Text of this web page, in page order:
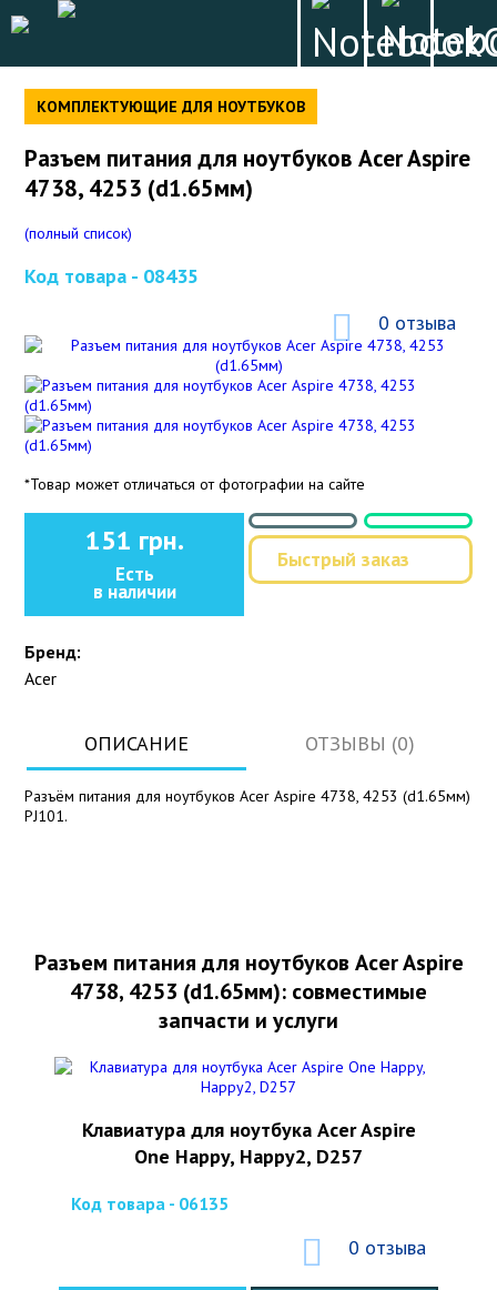
КОМПЛЕКТУЮЩИЕ ДЛЯ НОУТБУКОВ
Разъем питания для ноутбуков Acer Aspire
4738, 4253 (d1.65мм)
(полный список)
Код товара - 08435
0 отзыва
*Товар может отличаться от фотографии на сайте
151 грн.
Есть
в наличии
Быстрый заказ
Бренд:
Acer
ОПИСАНИЕ ОТЗЫВЫ (0)
Разъём питания для ноутбуков Acer Aspire 4738, 4253 (d1.65мм)
PJ101.
Разъем питания для ноутбуков Acer Aspire
4738, 4253 (d1.65мм): совместимые
запчасти и услуги
Клавиатура для ноутбука Acer Aspire
One Happy, Happy2, D257
Код товара - 06135
0 отзыва